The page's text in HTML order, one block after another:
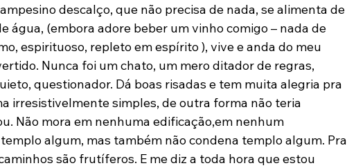
descalço, que não precisa de nada, se alimenta de
água, (embora adore beber um vinho comigo – nada de
espirituoso, repleto em espírito ), vive e anda do meu
Nunca foi um chato, um mero ditador de regras,
questionador. Dá boas risadas e tem muita alegria pra
irresistivelmente simples, de outra forma não teria
Não mora em nenhuma edificação,em nenhum
algum, mas também não condena templo algum. Pra
são frutíferos. E me diz a toda hora que estou